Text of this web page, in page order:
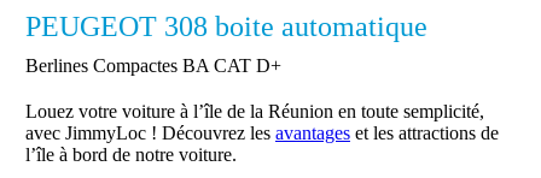
PEUGEOT 308 boite automatique
Berlines Compactes BA CAT D+
Louez votre voiture à l’île de la Réunion en toute semplicité,
avec JimmyLoc ! Découvrez les avantageset les attractions de
l’île à bord de notre voiture.